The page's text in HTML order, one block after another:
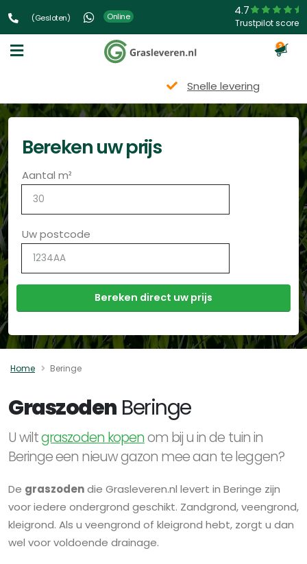
(Gesloten) Online 4.7
Trustpilot score
3
Snelle levering
Bereken uw prijs
Aantal m²
Uw postcode
Home Beringe
Graszoden Beringe
U wiltgraszoden kopenom bij u in de tuin in
Beringe een nieuw gazon mee aan te leggen?
De graszodendie Grasleveren.nl levert in Beringe zijn
voor iedere ondergrond geschikt. Zandgrond, veengrond,
kleigrond. Als u veengrond of kleigrond hebt, zorgt u dan
wel voor voldoende drainage.